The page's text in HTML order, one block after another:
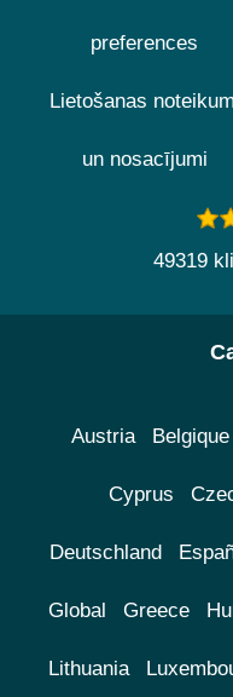
preferences
Lietošanas
un nosacījumi
49319
Austria Belgique
Cyprus
Deutschland
Global Greece
Lithuania